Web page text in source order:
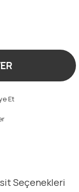
Et
Seçenekleri